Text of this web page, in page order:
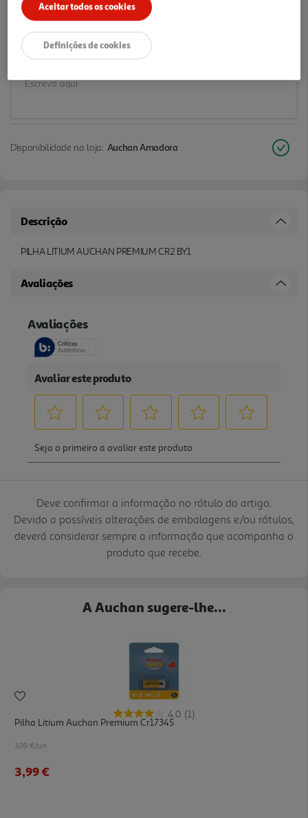
3,99 €
Notas de preparação
Disponibilidade na loja: Auchan Amadora
Descrição
PILHA LITIUM AUCHAN PREMIUM CR2 BY1
Avaliações
Deve confirmar a informação no rótulo do artigo.
Devido a possíveis alterações de embalagens e/ou rótulos,
deverá considerar sempre a informação que acompanha o
produto que recebe.
A Auchan sugere-lhe...
4.0 (1)
Pilha Litium Auchan Premium Cr17345
3.99 €/un
3,99 €
Aceitar todos os cookies
Definições de cookies